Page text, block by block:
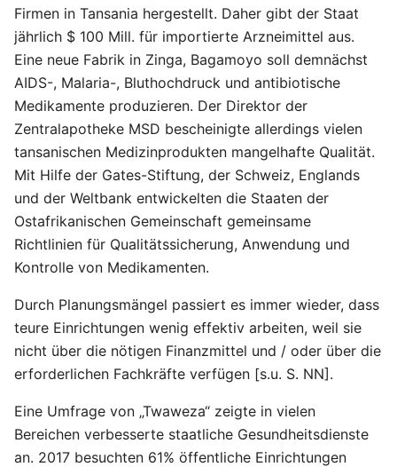
Firmen in Tansania hergestellt. Daher gibt der Staat
jährlich $ 100 Mill. für importierte Arzneimittel aus.
Eine neue Fabrik in Zinga, Bagamoyo soll demnächst
AIDS-, Malaria-, Bluthochdruck und antibiotische
Medikamente produzieren. Der Direktor der
Zentralapotheke MSD bescheinigte allerdings vielen
tansanischen Medizinprodukten mangelhafte Qualität.
Mit Hilfe der Gates-Stiftung, der Schweiz, Englands
und der Weltbank entwickelten die Staaten der
Ostafrikanischen Gemeinschaft gemeinsame
Richtlinien für Qualitätssicherung, Anwendung und
Kontrolle von Medikamenten.
Durch Planungsmängel passiert es immer wieder, dass
teure Einrichtungen wenig effektiv arbeiten, weil sie
nicht über die nötigen Finanzmittel und / oder über die
erforderlichen Fachkräfte verfügen [s.u. S. NN].
Eine Umfrage von „Twaweza“ zeigte in vielen
Bereichen verbesserte staatliche Gesundheitsdienste
an. 2017 besuchten 61% öffentliche Einrichtungen